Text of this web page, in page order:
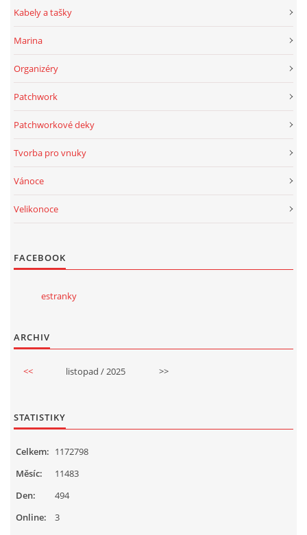
Kabely a tašky
Marina
Organizéry
Patchwork
Patchworkové deky
Tvorba pro vnuky
Vánoce
Velikonoce
FACEBOOK
estranky
ARCHIV
<< listopad / 2025 >>
STATISTIKY
Online: 3
Celkem: 1172798
Měsíc:
11483
Den:
494